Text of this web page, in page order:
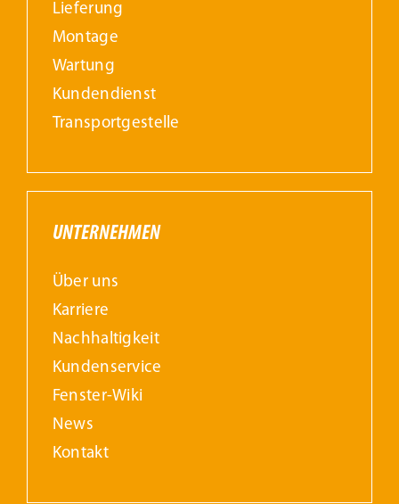
Lieferung
Montage
Wartung
Kundendienst
Transportgestelle
UNTERNEHMEN
Über uns
Karriere
Nachhaltigkeit
Kundenservice
Fenster-Wiki
News
Kontakt